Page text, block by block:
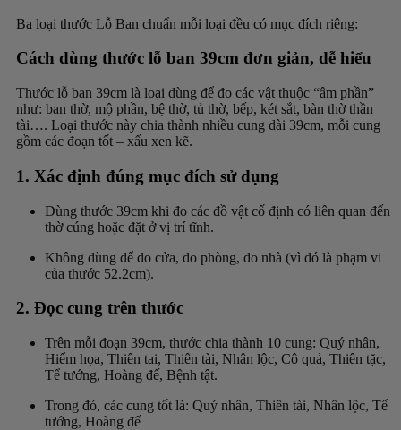
Ba loại thước Lỗ Ban chuẩn mỗi loại đều có mục đích riêng:
Cách dùng thước lỗ ban 39cm đơn giản, dễ hiểu
Thước lỗ ban 39cm là loại dùng để đo các vật thuộc “âm phần”
như: ban thờ, mộ phần, bệ thờ, tủ thờ, bếp, két sắt, bàn thờ thần
tài…. Loại thước này chia thành nhiều cung dài 39cm, mỗi cung
gồm các đoạn tốt – xấu xen kẽ.
1. Xác định đúng mục đích sử dụng
Dùng thước 39cm khi đo các đồ vật cố định có liên quan đến
thờ cúng hoặc đặt ở vị trí tĩnh.
Không dùng để đo cửa, đo phòng, đo nhà (vì đó là phạm vi
của thước 52.2cm).
2. Đọc cung trên thước
Trên mỗi đoạn 39cm, thước chia thành 10 cung: Quý nhân,
Hiểm họa, Thiên tai, Thiên tài, Nhân lộc, Cô quả, Thiên tặc,
Tể tướng, Hoàng đế, Bệnh tật.
Trong đó, các cung tốt là: Quý nhân, Thiên tài, Nhân lộc, Tể
tướng, Hoàng đế